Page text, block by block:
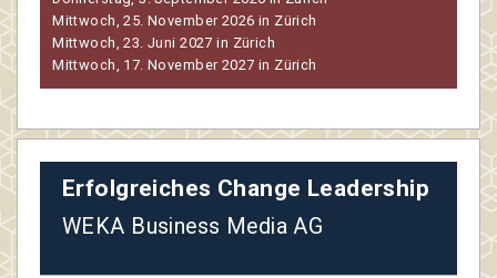
Mittwoch, 25. November 2026 in Zürich
Mittwoch, 23. Juni 2027 in Zürich
Mittwoch, 17. November 2027 in Zürich
Erfolgreiches Change Leadership
WEKA Business Media AG